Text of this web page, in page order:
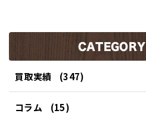
ャラバン買取させて頂き
CATEGORY
買取実績 (347)
コラム (15)